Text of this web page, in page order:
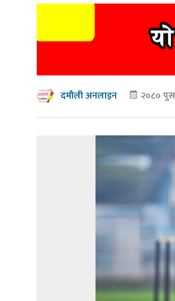
दमौली अनलाइन २०८०